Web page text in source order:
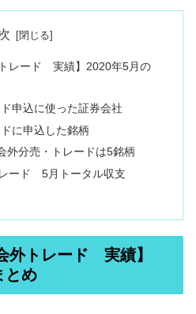
トレード 実績】2020年5月の
申込に使った証券会社
に申込した銘柄
外分売・トレードは5銘柄
ード 5月トータル収支
外トレード 実績】
とめ